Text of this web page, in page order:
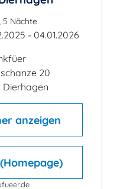
5 Nächte
- 04.01.2026
20
Dierhagen
anzeigen